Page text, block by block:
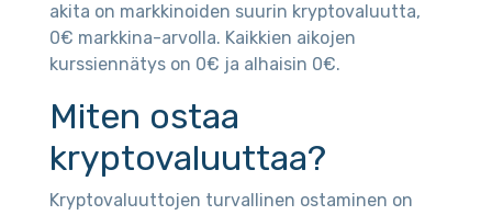
akita on markkinoiden suurin kryptovaluutta,
0€ markkina-arvolla. Kaikkien aikojen
kurssiennätys on 0€ ja alhaisin 0€.
Miten ostaa
kryptovaluuttaa?
Kryptovaluuttojen turvallinen ostaminen on